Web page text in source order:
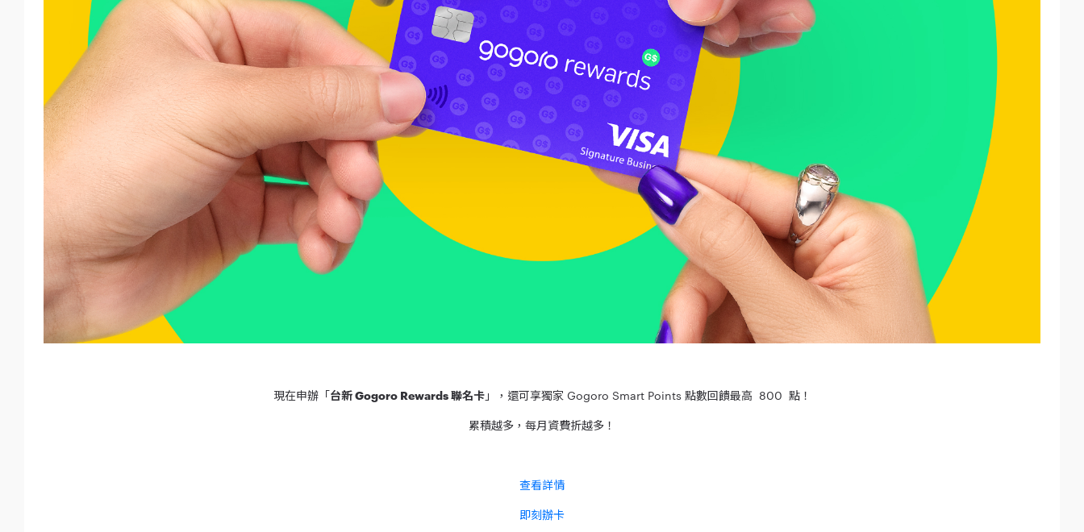
現在申辦「台新 Gogoro Rewards 聯名卡」，還可享獨家 Gogoro Smart Points 點數回饋最高 800 點！
累積越多，每月資費折越多！
查看詳情
即刻辦卡